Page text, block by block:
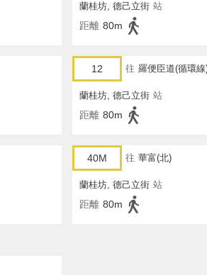
蘭桂坊, 德己立街 站
距離 80m
12 往 羅便臣道(循環線
蘭桂坊, 德己立街 站
距離 80m
40M 往 華富(北)
蘭桂坊, 德己立街 站
距離 80m